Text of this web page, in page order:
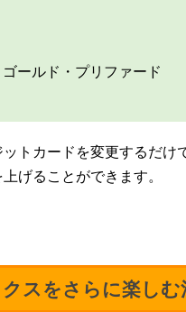
ゴールド・プリファード
トカードを変更するだけ
げることができます。
スをさらに楽しむ